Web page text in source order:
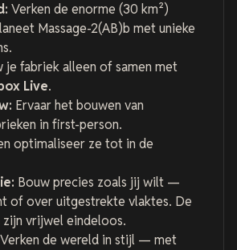
Verken de enorme (30 km²)
Massage-2(AB)b met unieke
je fabriek alleen of samen met
Live.
Ervaar het bouwen van
in first-person.
optimaliseer ze tot in de
Bouw precies zoals jij wilt —
of over uitgestrekte vlaktes. De
vrijwel eindeloos.
Verken de wereld in stijl — met